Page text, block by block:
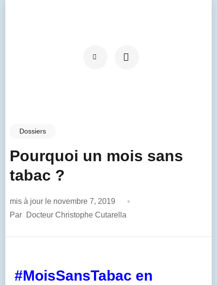
Dossiers
Pourquoi un mois sans
tabac ?
mis à jour le novembre 7, 2019
Par
Docteur Christophe Cutarella
#MoisSansTabac en